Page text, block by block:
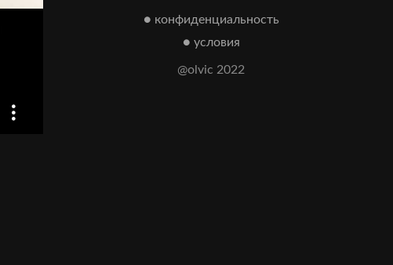
● конфиденциальность
● условия
@olvic 2022